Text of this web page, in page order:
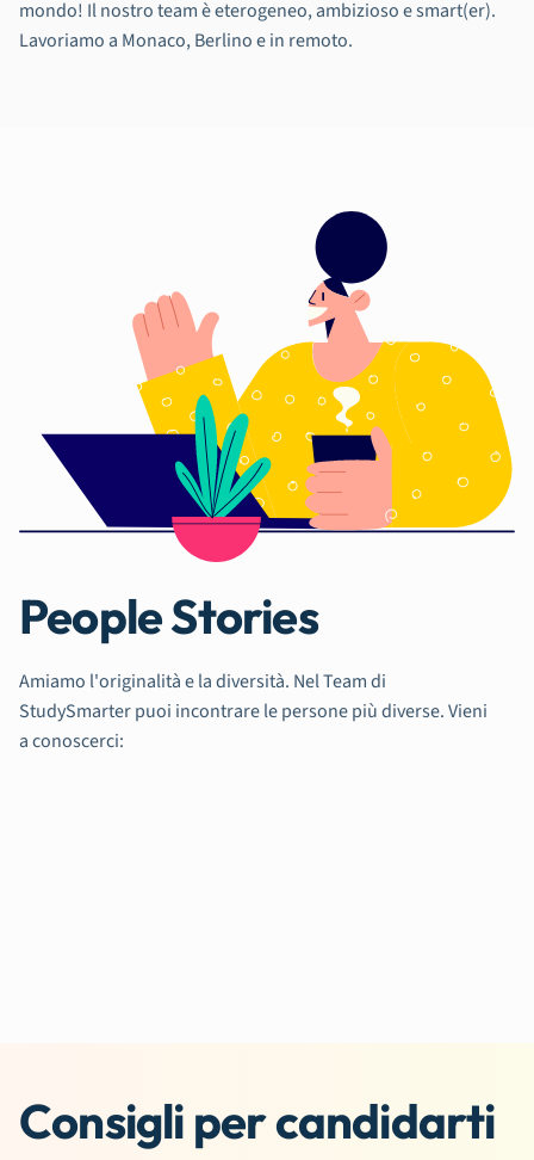
mondo! Il nostro team è eterogeneo, ambizioso e smart(er).
Lavoriamo a Monaco, Berlino e in remoto.
People Stories
Amiamo l'originalità e la diversità. Nel Team di
StudySmarter puoi incontrare le persone più diverse. Vieni
a conoscerci:
Consigli per candidarti